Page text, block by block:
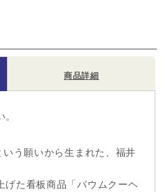
商品詳細
う願いから生まれた、福井
げた看板商品「バウムクーヘ